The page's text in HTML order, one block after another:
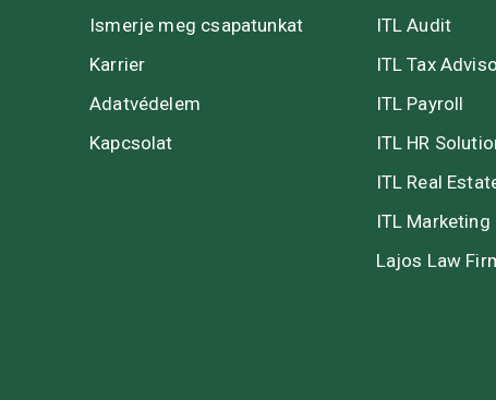
Ismerje meg csapatunkat
Karrier
Adatvédelem
Kapcsolat
ITL Audit
ITL Tax
ITL Payroll
ITL HR
ITL Real
ITL Marketing
Lajos Law